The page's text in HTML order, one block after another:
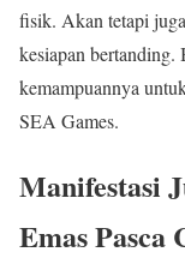
fisik. Akan tetapi
kesiapan bertanding.
kemampuannya
SEA Games.
Manifestasi
Emas Pasca